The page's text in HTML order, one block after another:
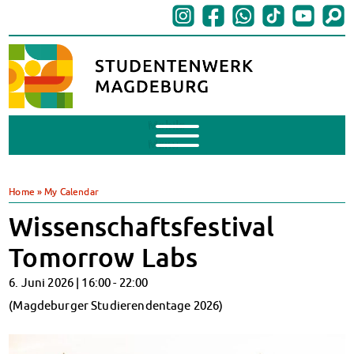
Mobile
Menu
BAföG beantragen
BAföG-FAQs
Dokumente
Kredite & Stipendien
AnsprechpartnerInnen
Mensen & Cafeterien
Home »My Calendar
Wissenschaftsfestival
Tomorrow Labs
6. Juni 2026 | 16:00- 22:00
(Magdeburger Studierendentage 2026)